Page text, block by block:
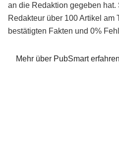
an die Redaktion gegeben hat.
Redakteur über 100 Artikel am
bestätigten Fakten und 0%
Mehr über PubSmart erfahren